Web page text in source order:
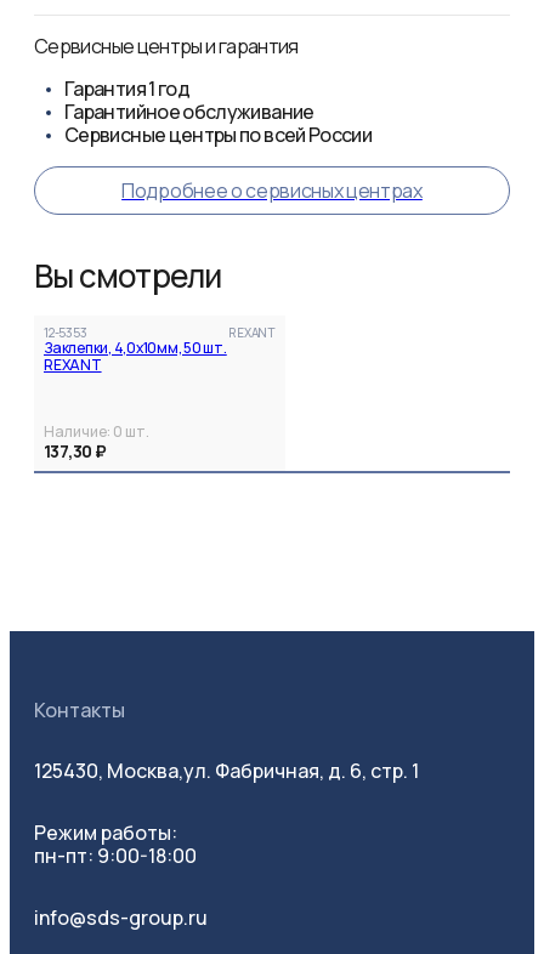
Сервисные центры и гарантия
Гарантия1 год
Гарантийное обслуживание
Сервисные центры по всей России
Подробнее о сервисных центрах
Вы смотрели
12-5353 REXANT
Заклепки, 4,0x10мм, 50 шт.
REXANT
Наличие: 0 шт.
137,30 ₽
Контакты
125430, Москва,ул. Фабричная, д. 6, стр. 1
Режим работы:
пн-пт: 9:00-18:00
info@sds-group.ru